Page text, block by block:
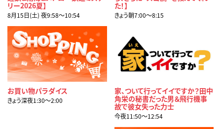
リー2026夏】
8月15日(土) 夜9:58〜10:54
た！】
きょう朝7:00〜8:15
お買い物パラダイス
きょう深夜1:30〜2:00
家、ついて行ってイイですか？田中
角栄の秘書だった男＆飛行機事
故で彼女失った力士
今夜11:50〜12:54